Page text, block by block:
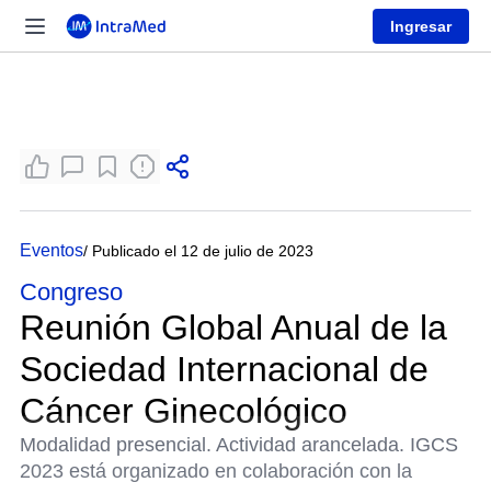
Ingresar
Eventos/ Publicado el 12 de julio de 2023
Congreso
Reunión Global Anual de la
Sociedad Internacional de
Cáncer Ginecológico
Modalidad presencial. Actividad arancelada. IGCS
2023 está organizado en colaboración con la